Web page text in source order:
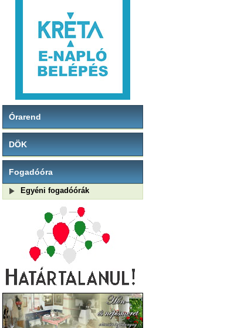
Órarend
DÖK
Fogadóóra
Egyéni fogadóórák